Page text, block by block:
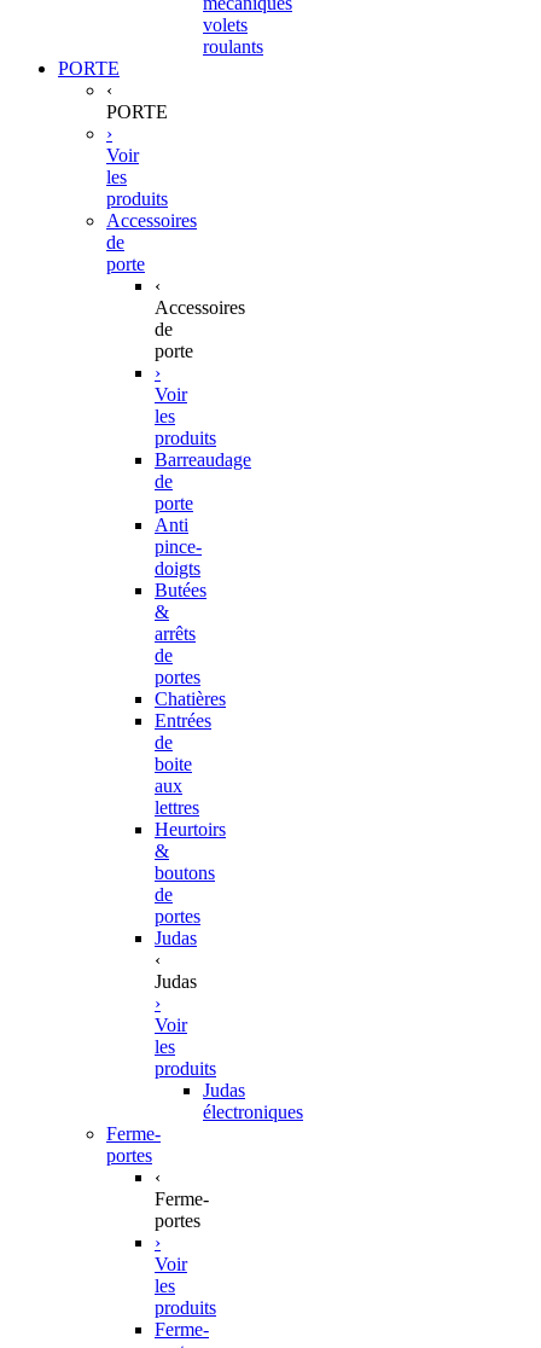
volets
roulants
PORTE
‹
PORTE
›
Voir
les
produits
Accessoires
de
porte
‹
Accessoires
de
porte
›
Voir
les
produits
Barreaudage
de
porte
Anti
pince-
doigts
Butées
&
arrêts
de
portes
Chatières
Entrées
de
boite
aux
lettres
Heurtoirs
&
boutons
de
portes
Judas
‹
Judas
›
Voir
les
produits
Judas
électroniques
Ferme-
portes
‹
Ferme-
portes
›
Voir
les
produits
Ferme-